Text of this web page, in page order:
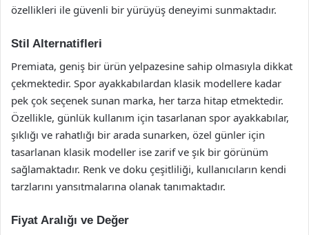
özellikleri ile güvenli bir yürüyüş deneyimi sunmaktadır.
Stil Alternatifleri
Premiata, geniş bir ürün yelpazesine sahip olmasıyla dikkat
çekmektedir. Spor ayakkabılardan klasik modellere kadar
pek çok seçenek sunan marka, her tarza hitap etmektedir.
Özellikle, günlük kullanım için tasarlanan spor ayakkabılar,
şıklığı ve rahatlığı bir arada sunarken, özel günler için
tasarlanan klasik modeller ise zarif ve şık bir görünüm
sağlamaktadır. Renk ve doku çeşitliliği, kullanıcıların kendi
tarzlarını yansıtmalarına olanak tanımaktadır.
Fiyat Aralığı ve Değer